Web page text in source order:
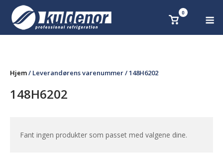
content
Se 0
Hjem/ Leverandørens varenummer / 148H6202
148H6202
Fant ingen produkter som passet med valgene dine.